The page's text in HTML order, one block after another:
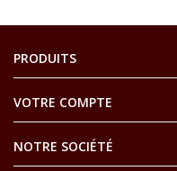
PRODUITS
VOTRE COMPTE
NOTRE SOCIÉTÉ